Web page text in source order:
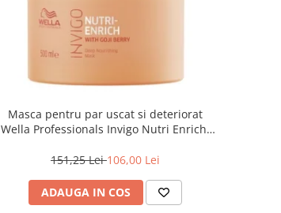
Masca pentru par uscat si deteriorat
Wella Professionals Invigo Nutri Enrich,
151,25 Lei106,00 Lei
ADAUGA IN COS